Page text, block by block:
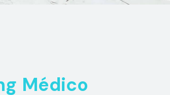
Médico